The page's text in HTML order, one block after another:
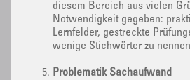
diesem Bereich aus vielen
Notwendigkeit gegeben:
Lernfelder, gestreckte
wenige Stichwörter zu
Problematik Sachaufwand